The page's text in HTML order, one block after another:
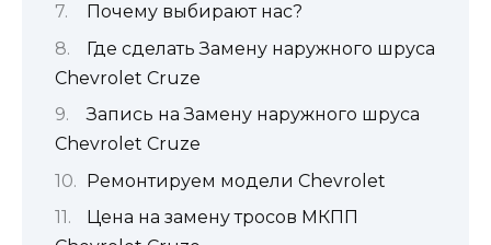
Почему выбирают нас?
Где сделать Замену наружного шруса
Chevrolet Cruze
Запись на Замену наружного шруса
Chevrolet Cruze
Ремонтируем модели Chevrolet
Цена на замену тросов МКПП